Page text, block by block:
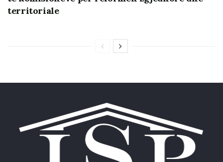
ISP – Rekomandime per Rregulloren e Kuvendit 2022
territoriale